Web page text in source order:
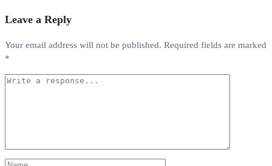
Leave a Reply
Your email address will not be published. Required fields are marked
*